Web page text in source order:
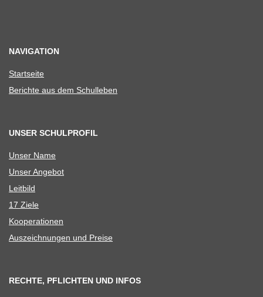
NAVIGATION
Start­seite
Berichte aus dem Schulleben
UNSER SCHULPROFIL
Unser Name
Unser Ange­bot
Leit­bild
17 Ziele
Koope­ra­tio­nen
Aus­zeich­nun­gen und Preise
RECHTE, PFLICHTEN UND INFOS